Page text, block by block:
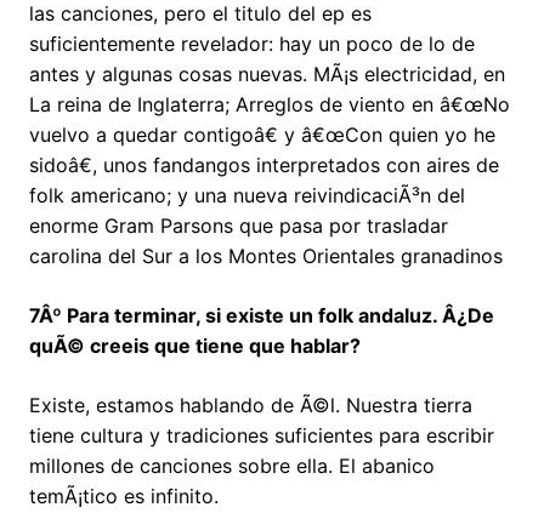
las canciones, pero el titulo del ep es
suficientemente revelador: hay un poco de lo de
antes y algunas cosas nuevas. MÃ¡s electricidad, en
La reina de Inglaterra; Arreglos de viento en â€œNo
vuelvo a quedar contigoâ€ y â€œCon quien yo he
sidoâ€, unos fandangos interpretados con aires de
folk americano; y una nueva reivindicaciÃ³n del
enorme Gram Parsons que pasa por trasladar
carolina del Sur a los Montes Orientales granadinos
7Âº Para terminar, si existe un folk andaluz. Â¿De
quÃ© creeis que tiene que hablar?
Existe, estamos hablando de Ã©l. Nuestra tierra
tiene cultura y tradiciones suficientes para escribir
millones de canciones sobre ella. El abanico
temÃ¡tico es infinito.